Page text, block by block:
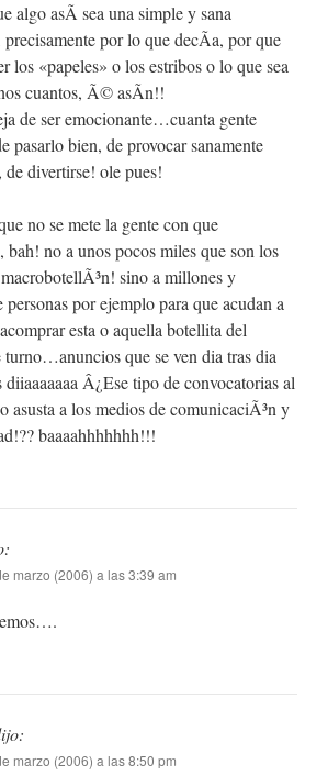
algo asÃ­ sea una simple y sana
por lo que decÃ­a, por que
los «papeles» o los estribos o lo que sea
cuantos, Ã© asÃ­n!!
de ser emocionante…cuanta gente
pasarlo bien, de provocar sanamente
divertirse! ole pues!
no se mete la gente con que
bah! no a unos pocos miles que son los
sino a millones y
personas por ejemplo para que acudan a
esta o aquella botellita del
que se ven dia tras dia
diiaaaaaaa Â¿Ese tipo de convocatorias al
asusta a los medios de comunicaciÃ³n y
baaaahhhhhhh!!!
marzo (2006) a las 3:39 am
marzo (2006) a las 8:50 pm